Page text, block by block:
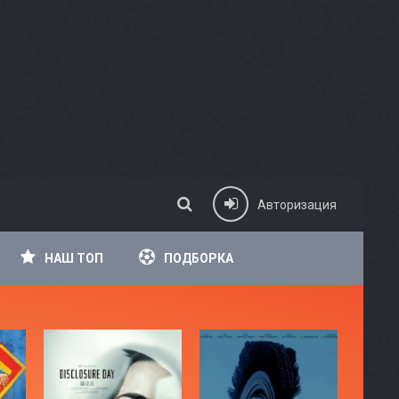
Авторизация
НАШ ТОП ПОДБОРКА